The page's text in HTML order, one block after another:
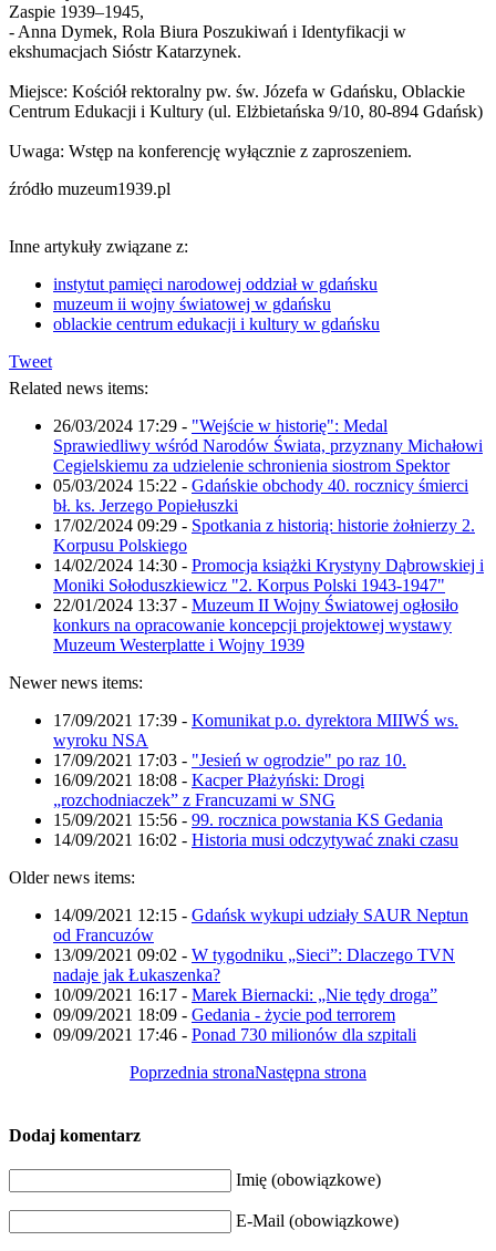
Zaspie 1939–1945,
- Anna Dymek, Rola Biura Poszukiwań i Identyfikacji w
ekshumacjach Sióstr Katarzynek.
Miejsce: Kościół rektoralny pw. św. Józefa w Gdańsku, Oblackie
Centrum Edukacji i Kultury (ul. Elżbietańska 9/10, 80-894 Gdańsk)
Uwaga: Wstęp na konferencję wyłącznie z zaproszeniem.
źródło muzeum1939.pl
Inne artykuły związane z:
instytut pamięci narodowej oddział w gdańsku
muzeum ii wojny światowej w gdańsku
oblackie centrum edukacji i kultury w gdańsku
Tweet
Related news items:
26/03/2024 17:29 - "Wejście w historię": Medal
Sprawiedliwy wśród Narodów Świata, przyznany Michałowi
Cegielskiemu za udzielenie schronienia siostrom Spektor
05/03/2024 15:22 - Gdańskie obchody 40. rocznicy śmierci
bł. ks. Jerzego Popiełuszki
17/02/2024 09:29 - Spotkania z historią: historie żołnierzy 2.
Korpusu Polskiego
14/02/2024 14:30 - Promocja książki Krystyny Dąbrowskiej i
Moniki Sołoduszkiewicz "2. Korpus Polski 1943-1947"
22/01/2024 13:37 - Muzeum II Wojny Światowej ogłosiło
konkurs na opracowanie koncepcji projektowej wystawy
Muzeum Westerplatte i Wojny 1939
Newer news items:
17/09/2021 17:39 - Komunikat p.o. dyrektora MIIWŚ ws.
wyroku NSA
17/09/2021 17:03 - "Jesień w ogrodzie" po raz 10.
16/09/2021 18:08 - Kacper Płażyński: Drogi
„rozchodniaczek” z Francuzami w SNG
15/09/2021 15:56 - 99. rocznica powstania KS Gedania
14/09/2021 16:02 - Historia musi odczytywać znaki czasu
Older news items:
14/09/2021 12:15 - Gdańsk wykupi udziały SAUR Neptun
od Francuzów
13/09/2021 09:02 - W tygodniku „Sieci”: Dlaczego TVN
nadaje jak Łukaszenka?
10/09/2021 16:17 - Marek Biernacki: „Nie tędy droga”
09/09/2021 18:09 - Gedania - życie pod terrorem
09/09/2021 17:46 - Ponad 730 milionów dla szpitali
Poprzednia stronaNastępna strona
Dodaj komentarz
Imię (obowiązkowe)
E-Mail (obowiązkowe)